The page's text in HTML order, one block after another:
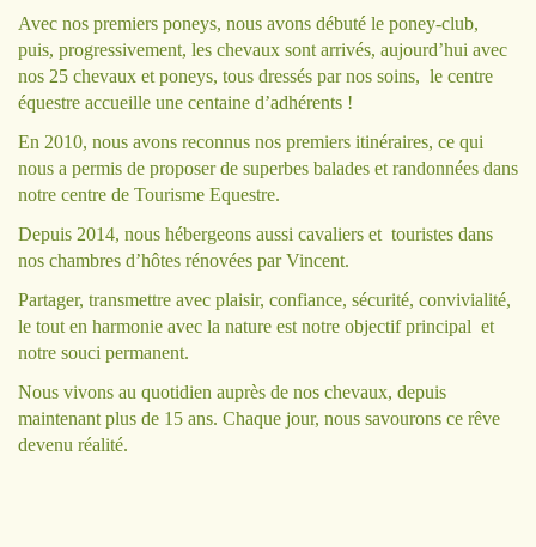
Avec nos premiers poneys, nous avons débuté le poney-club,
puis, progressivement, les chevaux sont arrivés, aujourd’hui avec
nos 25 chevaux et poneys, tous dressés par nos soins, le centre
équestre accueille une centaine d’adhérents !
En 2010, nous avons reconnus nos premiers itinéraires, ce qui
nous a permis de proposer de superbes balades et randonnées dans
notre centre de Tourisme Equestre.
Depuis 2014, nous hébergeons aussi cavaliers et touristes dans
nos chambres d’hôtes rénovées par Vincent.
Partager, transmettre avec plaisir, confiance, sécurité, convivialité,
le tout en harmonie avec la nature est notre objectif principal et
notre souci permanent.
Nous vivons au quotidien auprès de nos chevaux, depuis
maintenant plus de 15 ans. Chaque jour, nous savourons ce rêve
devenu réalité.